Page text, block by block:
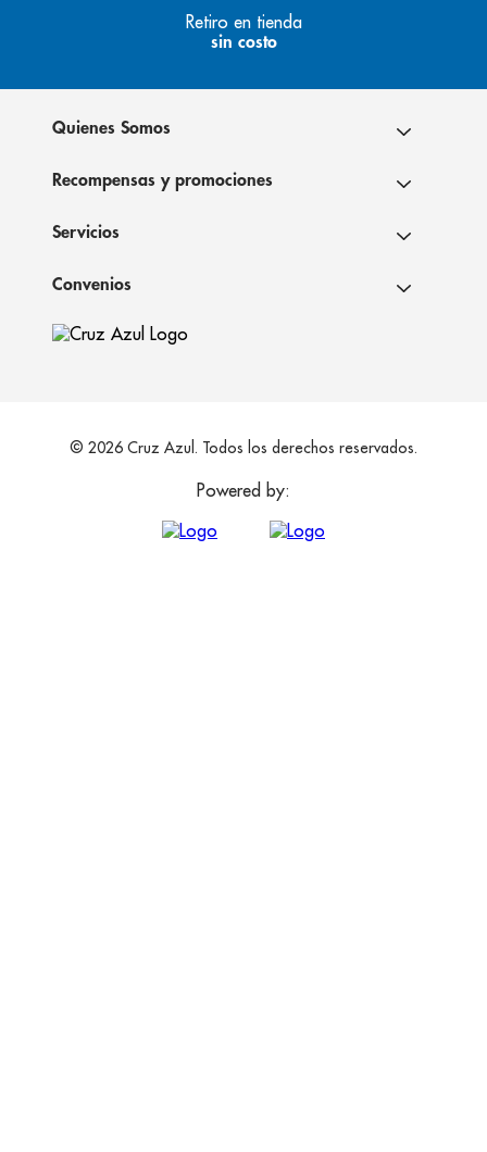
Retiro en tienda
sin costo
Quienes Somos
Recompensas y promociones
Servicios
Convenios
© 2026 Cruz Azul. Todos los derechos reservados.
Powered by: